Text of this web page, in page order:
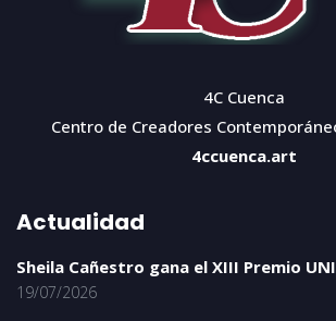
4C Cuenca
Centro de Creadores
4ccuenca.art
Actualidad
Sheila Cañestro gana el XIII Premio
19/07/2026